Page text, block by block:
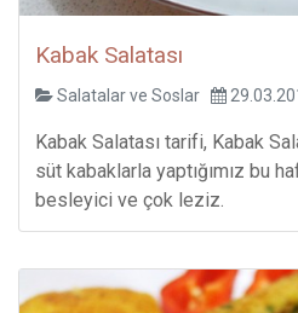
Kabak Salatası
Salatalar ve Soslar
Kabak Salatası tarifi, Kabak
süt kabaklarla yaptığımız bu
besleyici ve çok leziz.